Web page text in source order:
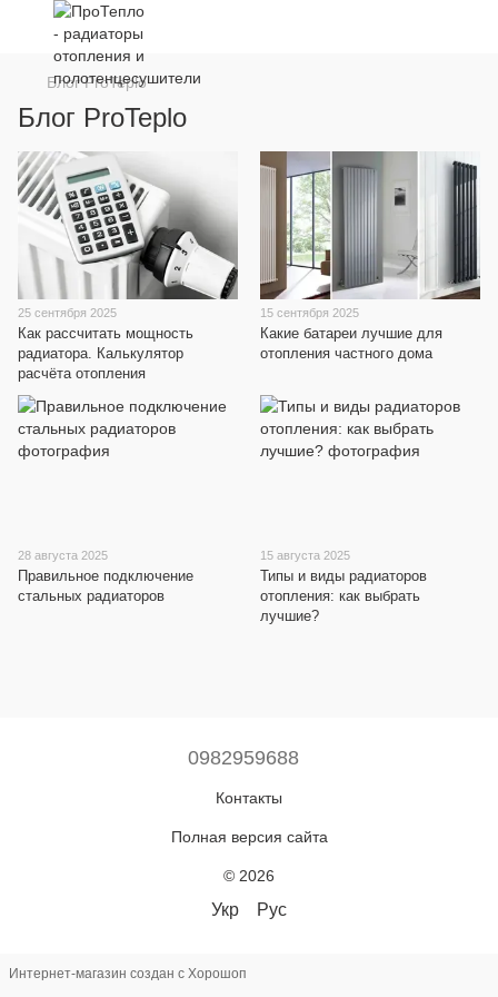
Блог ProTeplo
Блог ProTeplo
25 сентября 2025
Как рассчитать мощность
радиатора. Калькулятор
расчёта отопления
15 сентября 2025
Какие батареи лучшие для
отопления частного дома
28 августа 2025
Правильное подключение
стальных радиаторов
15 августа 2025
Типы и виды радиаторов
отопления: как выбрать
лучшие?
0982959688
Контакты
Полная версия сайта
© 2026
Укр Рус
Интернет-магазин создан с Хорошоп